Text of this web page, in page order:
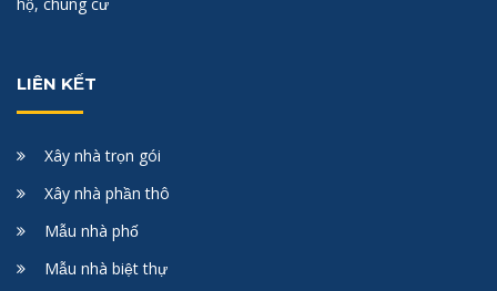
LIÊN KẾT
Xây nhà trọn gói
Xây nhà phần thô
Mẫu nhà phố
Mẫu nhà biệt thự